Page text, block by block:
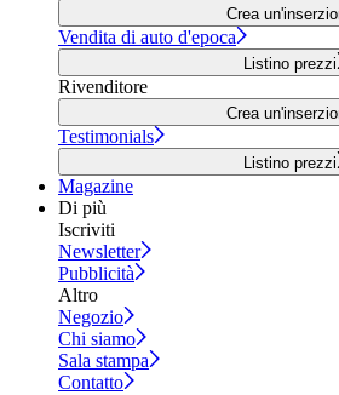
Crea
Vendita di auto d'epoca
Listino prezzi
Rivenditore
Crea
Testimonials
Listino prezzi
Magazine
Di più
Iscriviti
Newsletter
Pubblicità
Altro
Negozio
Chi siamo
Sala stampa
Contatto